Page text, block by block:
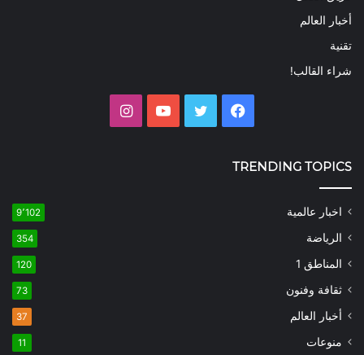
أخبار العالم
تقنية
شراء القالب!
فيسبوك تويتر يوتيوب
TRENDING TOPICS
اخبار عالمية 9٬102
الرياضة 354
المناطق 1 120
ثقافة وفنون 73
أخبار العالم 37
منوعات 11